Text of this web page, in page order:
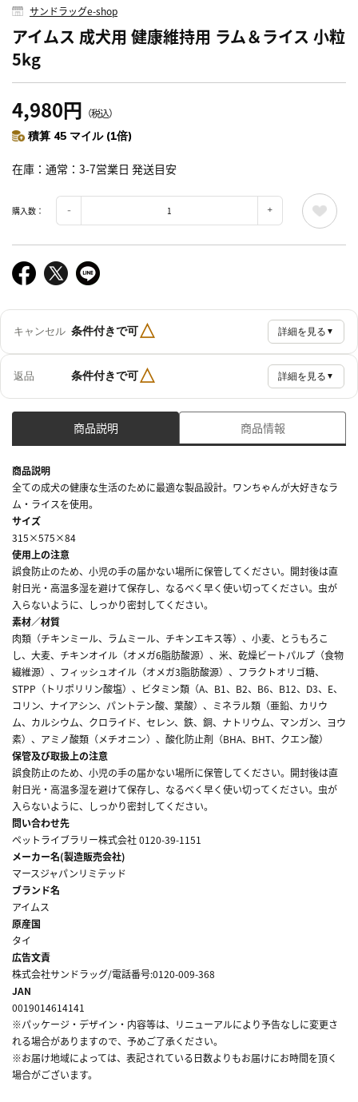
サンドラッグe-shop
アイムス 成犬用 健康維持用 ラム＆ライス 小粒
5kg
4,980円 （税込）
積算 45 マイル (1倍)
在庫 通常：3-7営業日 発送目安
購入数：
キャンセル 条件付きで可△ 詳細を見る ▼
返品 条件付きで可△ 詳細を見る ▼
商品説明 商品情報
商品説明
全ての成犬の健康な生活のために最適な製品設計。ワンちゃんが大好きなラ
ム・ライスを使用。
サイズ
315×575×84
使用上の注意
誤食防止のため、小児の手の届かない場所に保管してください。開封後は直
射日光・高温多湿を避けて保存し、なるべく早く使い切ってください。虫が
入らないように、しっかり密封してください。
素材／材質
肉類（チキンミール、ラムミール、チキンエキス等）、小麦、とうもろこ
し、大麦、チキンオイル（オメガ6脂肪酸源）、米、乾燥ビートパルプ（食物
繊維源）、フィッシュオイル（オメガ3脂肪酸源）、フラクトオリゴ糖、
STPP（トリポリリン酸塩）、ビタミン類（A、B1、B2、B6、B12、D3、E、
コリン、ナイアシン、パントテン酸、葉酸）、ミネラル類（亜鉛、カリウ
ム、カルシウム、クロライド、セレン、鉄、銅、ナトリウム、マンガン、ヨウ
素）、アミノ酸類（メチオニン）、酸化防止剤（BHA、BHT、クエン酸）
保管及び取扱上の注意
誤食防止のため、小児の手の届かない場所に保管してください。開封後は直
射日光・高温多湿を避けて保存し、なるべく早く使い切ってください。虫が
入らないように、しっかり密封してください。
問い合わせ先
ペットライブラリー株式会社 0120-39-1151
メーカー名(製造販売会社)
マースジャパンリミテッド
ブランド名
アイムス
原産国
タイ
広告文責
株式会社サンドラッグ/電話番号:0120-009-368
JAN
0019014614141
※パッケージ・デザイン・内容等は、リニューアルにより予告なしに変更さ
れる場合がありますので、予めご了承ください。
※お届け地域によっては、表記されている日数よりもお届けにお時間を頂く
場合がございます。